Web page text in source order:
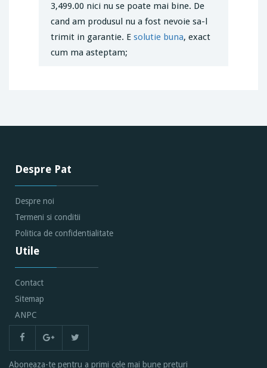
3,499.00 nici nu se poate mai bine. De
cand am produsul nu a fost nevoie sa-l
trimit in garantie. E solutie buna, exact
cum ma asteptam;
Despre Pat
Despre noi
Termeni si conditii
Politica de confidentialitate
Utile
Contact
Sitemap
ANPC
Aboneaza-te pentru a primi cele mai bune preturi